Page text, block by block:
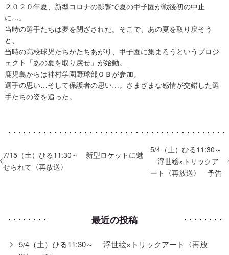
２０２０年夏、新型コロナの影響で夏の甲子園が戦後初の中止
に…。
当時の選手たちは夢を閉ざされた。そこで、あの夏を取り戻そう
と、
当時の高校球児たちがたちあがり、甲子園に集まろうというプロジ
ェクト「あの夏を取り戻せ」が始動。
鹿児島からは神村学園野球部ＯＢが参加。
選手の思い…そして保護者の思い…。さまざまな感情が交錯した選
手たちの姿を追った。
7/15（土）ひる11:30～ 新型ロケットに魅
せられて〈再放送〉
5/4（土）ひる11:30～
浮世絵×トリックア
ート〈再放送〉 予告
最近の投稿
5/4（土）ひる11:30～ 浮世絵×トリックアート〈再放